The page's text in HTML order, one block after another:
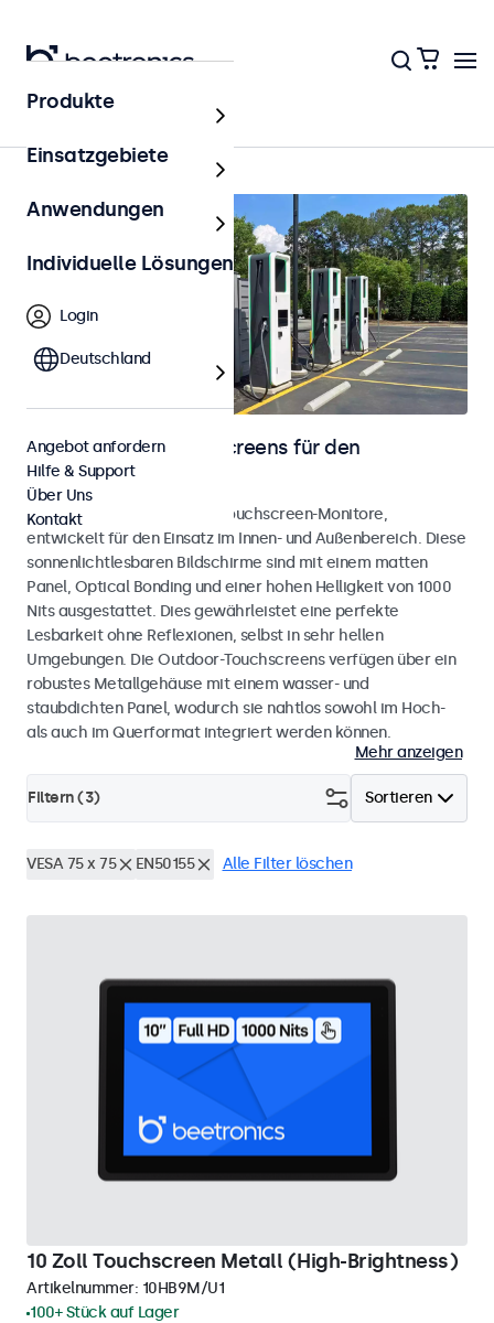
Startseite
Monitore und Touchscreens für den
Außenbereich
Wetterfeste Monitore und Touchscreen-Monitore,
entwickelt für den Einsatz im Innen- und Außenbereich. Diese
sonnenlichtlesbaren Bildschirme sind mit einem matten
Panel, Optical Bonding und einer hohen Helligkeit von 1000
Nits ausgestattet. Dies gewährleistet eine perfekte
Lesbarkeit ohne Reflexionen, selbst in sehr hellen
Umgebungen. Die Outdoor-Touchscreens verfügen über ein
robustes Metallgehäuse mit einem wasser- und
staubdichten Panel, wodurch sie nahtlos sowohl im Hoch-
als auch im Querformat integriert werden können.
Mehr anzeigen
Sortieren
Filtern (3)
VESA 75 x 75 EN50155 Alle Filter löschen
10 Zoll Touchscreen Metall (High-Brightness)
Artikelnummer: 10HB9M/U1
100+ Stück auf Lager
Produkte
Einsatzgebiete
Anwendungen
Individuelle Lösungen
Login
Deutschland
Angebot anfordern
Hilfe & Support
Über Uns
Kontakt